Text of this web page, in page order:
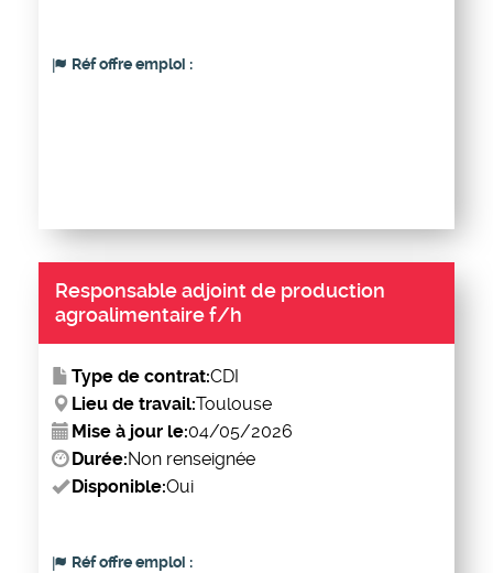
Réf offre emploi :
Responsable adjoint de production
agroalimentaire f/h
Type de contrat:CDI
Lieu de travail:Toulouse
Mise à jour le:04/05/2026
Durée:Non renseignée
Disponible:Oui
Réf offre emploi :